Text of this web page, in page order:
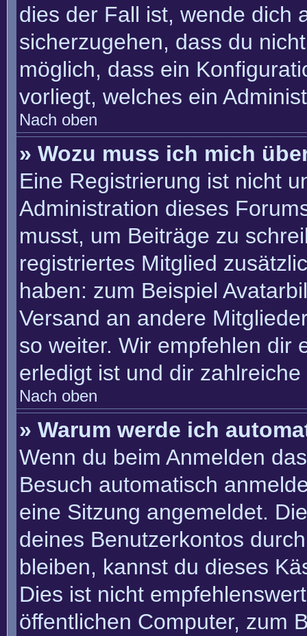
dies der Fall ist, wende dich
sicherzugehen, dass du
möglich, dass ein
vorliegt, welches ein
Nach oben
» Wozu muss ich mich
Eine Registrierung ist nicht
Administration dieses
musst, um Beiträge zu
registriertes Mitglied
haben: zum Beispiel
Versand an andere
so weiter. Wir empfehlen dir
erledigt ist und dir
Nach oben
» Warum werde ich
Wenn du beim Anmelden
Besuch automatisch
eine Sitzung angemeldet.
deines Benutzerkontos
bleiben, kannst du dieses
Dies ist nicht
öffentlichen Computer, zum